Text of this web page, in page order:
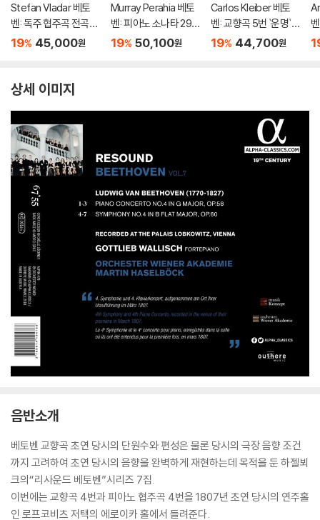
Stefan Vladar 베토
벤: 독주 협주곡 전곡집
(Beethoven:The So
스트라
19% 45,000원
Murray Perahia 베토
벤: 피아노 소나타 29
번 '함머클라비어', 14
19% 50,100원
Carlos Kleiber 베토
벤: 교향곡 5번 `운명`,
7번 - 카를로스 클라이
19% 44,700원
상세 이미지
음반소개
베토벤 교향곡 초연 당시의 단원수와 편성은 물론 당시의 극장 음향 조건
까지 고려하여 초연 당시의 음향을 완벽하게 재현하는데 목적을 둔 하젤뵈
크의“리사운드 베토벤”시리즈 7집.
이번에는 교향곡 4번과 피아노 협주곡 4번을 1807년 초연 당시의 연주홀
인 로프코비츠 저택의 에로이카 홀에서 들려준다.